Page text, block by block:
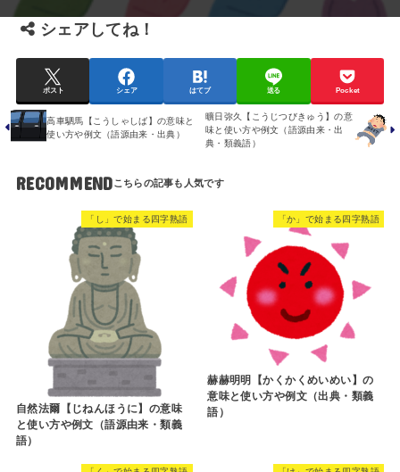
シェアしてね！
ポスト シェア はてブ 送る Pocket
高車駟馬【こうしゃしば】の意味と
使い方や例文（語源由来・出典）
曠日弥久【こうじつびきゅう】の意
味と使い方や例文（語源由来・出
典・類義語）
RECOMMEND
「し」で始まる四字熟語
自然法爾【じねんほうに】の意味
と使い方や例文（語源由来・類義
語）
「か」で始まる四字熟語
赫赫明明【かくかくめいめい】の
意味と使い方や例文（出典・類義
語）